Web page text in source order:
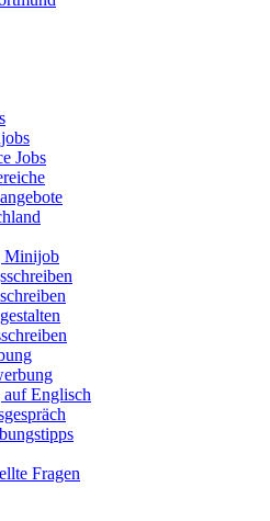
Jobs
Minijob
Englisch
Fragen